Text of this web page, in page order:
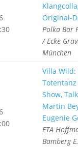
Original-
Polka Bar
/ Ecke
München
Villa Wild:
Show,
Martin
Eugenie
ETA
Bamberg